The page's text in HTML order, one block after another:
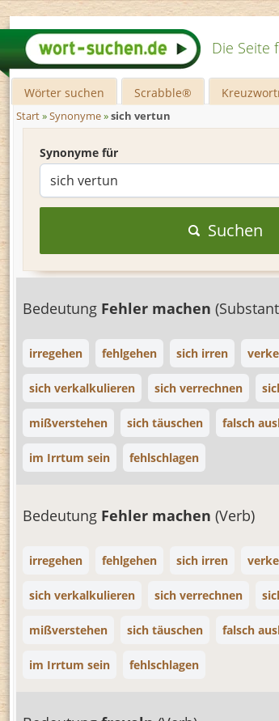
Die Seite
Wörter suchen Scrabble®
Start»Synonyme»sich vertun
Synonyme für
Suchen
Bedeutung Fehler machen
irregehen fehlgehen sich irren
sich verkalkulieren sich verrechnen
mißverstehen sich täuschen falsch
im Irrtum sein fehlschlagen
Bedeutung Fehler machen (Verb)
irregehen fehlgehen sich irren
sich verkalkulieren sich verrechnen
mißverstehen sich täuschen falsch
im Irrtum sein fehlschlagen